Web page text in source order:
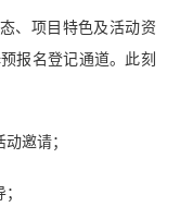
、项目特色及活动资
报名登记通道。此刻
邀请；